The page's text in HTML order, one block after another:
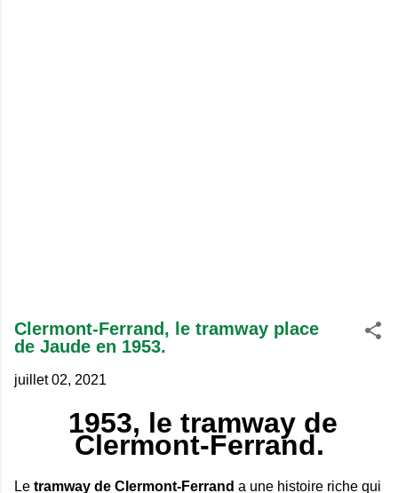
Clermont-Ferrand, le tramway place
de Jaude en 1953.
juillet 02, 2021
1953, le tramway de
Clermont-Ferrand.
Le tramway de Clermont-Ferrand a une histoire riche qui